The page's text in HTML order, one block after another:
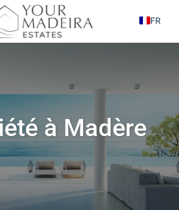
à Madère
FR